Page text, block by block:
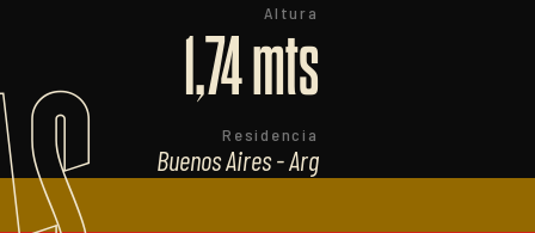
Altura
1,74 mts
Residencia
Buenos Aires - Arg